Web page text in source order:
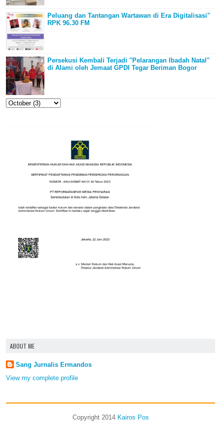
Peluang dan Tantangan Wartawan di Era Digitalisasi"
RPK 96.30 FM
Persekusi Kembali Terjadi "Pelarangan Ibadah Natal"
di Alami oleh Jemaat GPDI Tegar Beriman Bogor
ABOUT ME
Sang Jurnalis Ermandos
View my complete profile
Copyright 2014 Kairos Pos